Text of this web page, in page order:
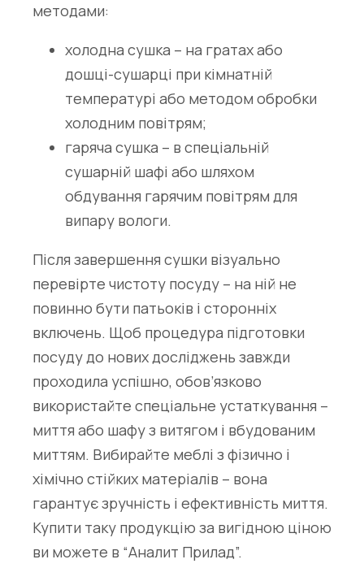
методами:
холодна сушка – на гратах або
дошці-сушарці при кімнатній
температурі або методом обробки
холодним повітрям;
гаряча сушка – в спеціальній
сушарній шафі або шляхом
обдування гарячим повітрям для
випару вологи.
Після завершення сушки візуально
перевірте чистоту посуду – на ній не
повинно бути патьоків і сторонніх
включень. Щоб процедура підготовки
посуду до нових досліджень завжди
проходила успішно, обов’язково
використайте спеціальне устаткування –
миття або шафу з витягом і вбудованим
миттям. Вибирайте меблі з фізично і
хімічно стійких матеріалів – вона
гарантує зручність і ефективність миття.
Купити таку продукцію за вигідною ціною
ви можете в “Аналит Прилад”.